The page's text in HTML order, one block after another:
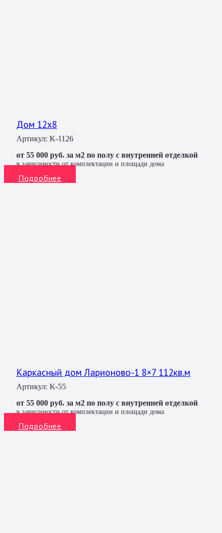
Дом 12х8
Артикул: K-1126
от 55 000 руб. за м2 по полу с внутренней отделкой
в зависимости от комплектации и площади дома
Подробнее
Каркасный дом Ларионово-1 8×7 112кв.м
Артикул: K-55
от 55 000 руб. за м2 по полу с внутренней отделкой
в зависимости от комплектации и площади дома
Подробнее